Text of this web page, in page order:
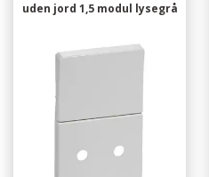
uden jord 1,5 modul lysegrå